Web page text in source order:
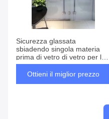
Sicurezza glassata
sbiadendo singola materia
prima di vetro di vetro per la
doccia
Ottieni il miglior prezzo